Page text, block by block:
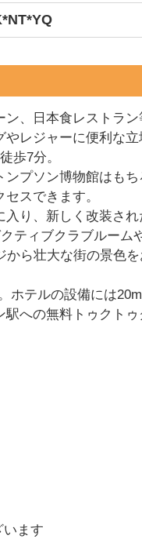
、日本食レストラン
レジャーに便利な
歩7分。
プソン博物館はもち
スできます。
り、新しく改装され
ティブクラブルーム
から壮大な街の景色
テルの設備には20m
への無料トゥクトゥ
ます